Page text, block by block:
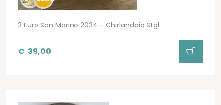
2 Euro San Marino 2024 - Ghirlandaio Stgl.
€ 39,00